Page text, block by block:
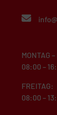
MONTAG
08:00 –
FREITAG:
08:00 –